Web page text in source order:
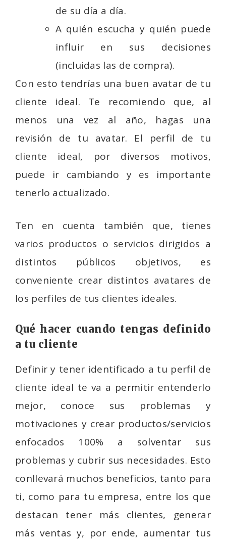
de su día a día.
A quién escucha y quién puede
influir en sus decisiones
(incluidas las de compra).
Con esto tendrías una buen avatar de tu
cliente ideal. Te recomiendo que, al
menos una vez al año, hagas una
revisión de tu avatar. El perfil de tu
cliente ideal, por diversos motivos,
puede ir cambiando y es importante
tenerlo actualizado.
Ten en cuenta también que, tienes
varios productos o servicios dirigidos a
distintos públicos objetivos, es
conveniente crear distintos avatares de
los perfiles de tus clientes ideales.
Qué hacer cuando tengas definido
a tu cliente
Definir y tener identificado a tu perfil de
cliente ideal te va a permitir entenderlo
mejor, conoce sus problemas y
motivaciones y crear productos/servicios
enfocados 100% a solventar sus
problemas y cubrir sus necesidades. Esto
conllevará muchos beneficios, tanto para
ti, como para tu empresa, entre los que
destacan tener más clientes, generar
más ventas y, por ende, aumentar tus